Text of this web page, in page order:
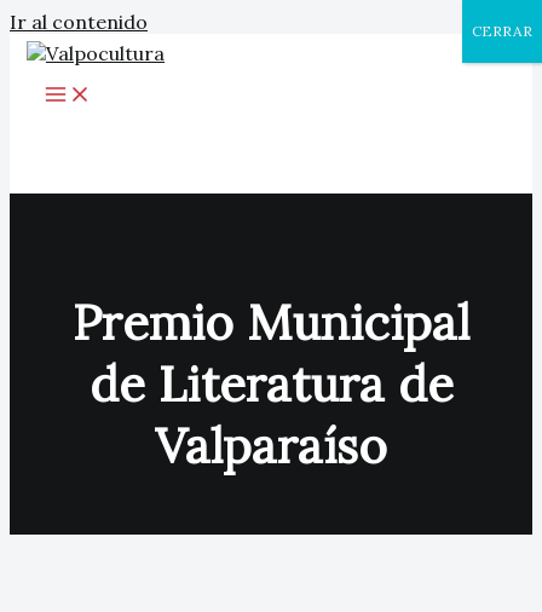
Ir al contenido
Premio Municipal
de Literatura de
Valparaíso
CERRAR